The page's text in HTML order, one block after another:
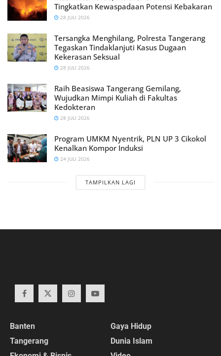
Tingkatkan Kewaspadaan Potensi Kebakaran
28 JULI 2026
Tersangka Menghilang, Polresta Tangerang
Tegaskan Tindaklanjuti Kasus Dugaan
Kekerasan Seksual
28 JULI 2026
Raih Beasiswa Tangerang Gemilang,
Wujudkan Mimpi Kuliah di Fakultas
Kedokteran
28 JULI 2026
Program UMKM Nyentrik, PLN UP 3 Cikokol
Kenalkan Kompor Induksi
24 JULI 2026
TAMPILKAN LAGI
Banten
Tangerang
Gaya Hidup
Dunia Islam